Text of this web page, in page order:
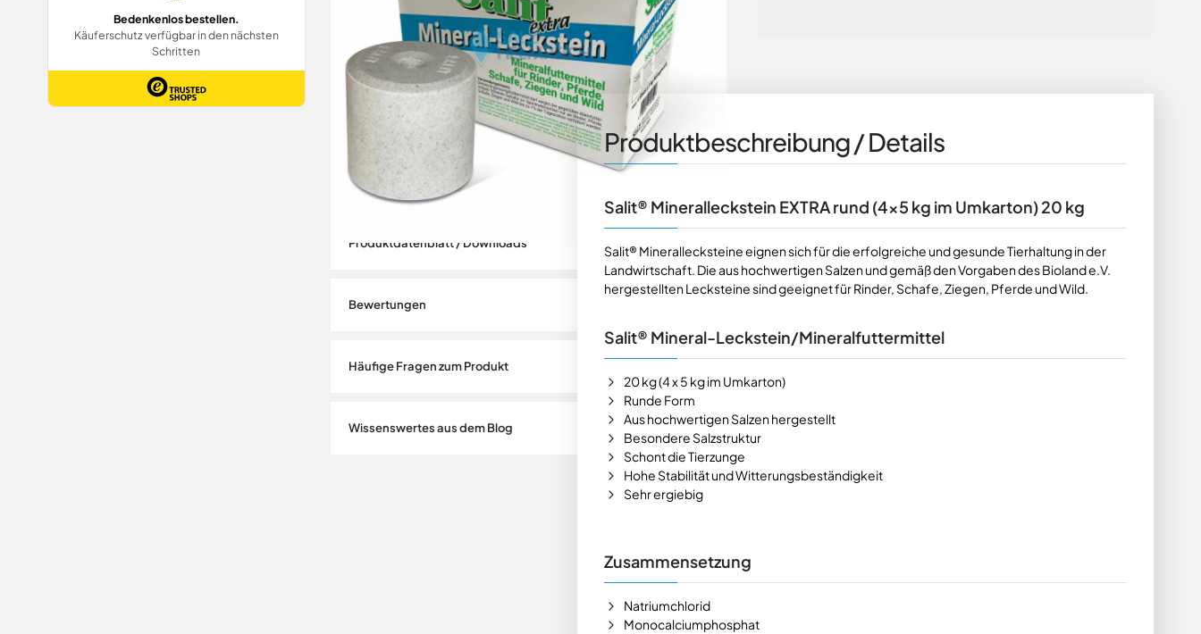
Produktbeschreibung / Details
Zusatzinformationen
Produktdatenblatt / Downloads
Bewertungen
Häufige Fragen zum Produkt
Wissenswertes aus dem Blog
Produktbeschreibung / Details
Salit® Mineralleckstein EXTRA rund (4x5 kg im Umkarton) 20 kg
Salit® Minerallecksteine eignen sich für die erfolgreiche und gesunde Tierhaltung in der
Landwirtschaft. Die aus hochwertigen Salzen und gemäß den Vorgaben des Bioland e.V.
hergestellten Lecksteine sind geeignet für Rinder, Schafe, Ziegen, Pferde und Wild.
Salit® Mineral-Leckstein/Mineralfuttermittel
20 kg (4 x 5 kg im Umkarton)
Runde Form
Aus hochwertigen Salzen hergestellt
Besondere Salzstruktur
Schont die Tierzunge
Hohe Stabilität und Witterungsbeständigkeit
Sehr ergiebig
Zusammensetzung
Natriumchlorid
Monocalciumphosphat